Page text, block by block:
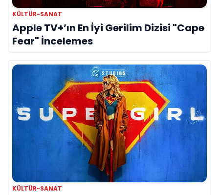
KÜLTÜR-SANAT
Apple TV+’ın En İyi Gerilim Dizisi "Cape
Fear" İncelemes
KÜLTÜR-SANAT